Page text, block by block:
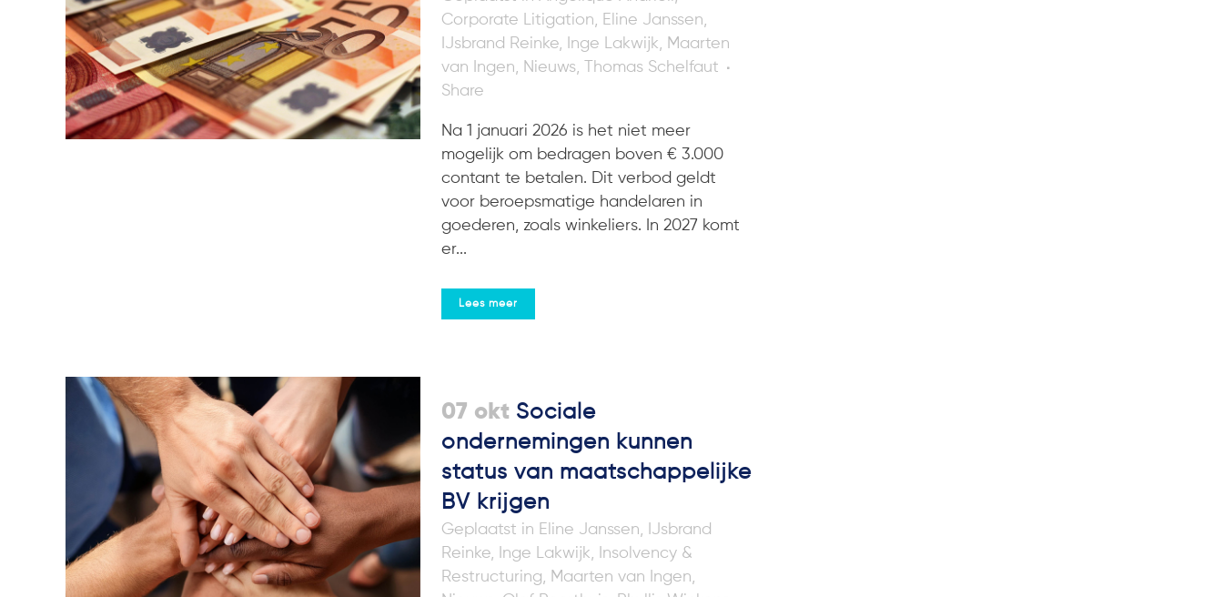
Corporate Litigation, Eline Janssen,
IJsbrand Reinke, Inge Lakwijk, Maarten
van Ingen, Nieuws,
Thomas Schelfaut
Share
Na 1 januari 2026 is het niet meer
mogelijk om bedragen boven € 3.000
contant te betalen. Dit verbod geldt
voor beroepsmatige handelaren in
goederen, zoals winkeliers. In 2027 komt
er...
Lees meer
07 okt Sociale
ondernemingen kunnen
status van maatschappelijke
BV krijgen
in Eline Janssen,
IJsbrand
Reinke, Inge Lakwijk,
Insolvency &
Restructuring, Maarten van Ingen,